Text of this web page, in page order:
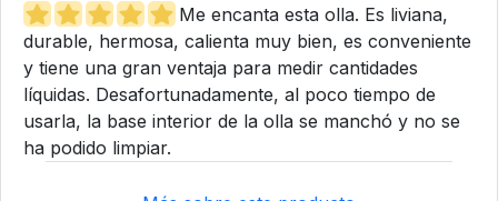
Me encanta esta olla. Es liviana,
durable, hermosa, calienta muy bien, es conveniente
y tiene una gran ventaja para medir cantidades
líquidas. Desafortunadamente, al poco tiempo de
usarla, la base interior de la olla se manchó y no se
ha podido limpiar.